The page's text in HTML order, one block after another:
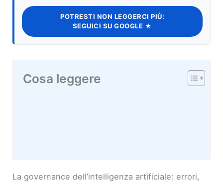
POTRESTI NON LEGGERCI PIÙ:
SEGUICI SU GOOGLE ★
Cosa leggere
La governance dell’intelligenza artificiale: errori,